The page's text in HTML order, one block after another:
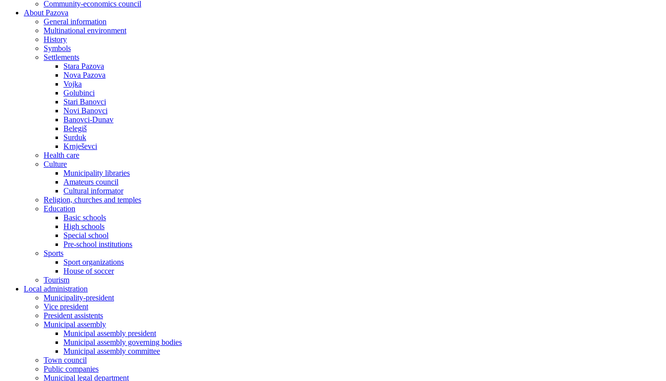
Community-economics council
About Pazova
General information
Multinational environment
History
Symbols
Settlements
Stara Pazova
Nova Pazova
Vojka
Golubinci
Stari Banovci
Novi Banovci
Banovci-Dunav
Belegiš
Surduk
Krnješevci
Health care
Culture
Municipality libraries
Amateurs council
Cultural informator
Religion, churches and temples
Education
Basic schools
High schools
Special school
Pre-school institutions
Sports
Sport organizations
House of soccer
Tourism
Local administration
Municipality-president
Vice president
President assistents
Municipal assembly
Municipal assembly president
Municipal assembly governing bodies
Municipal assembly committee
Town council
Public companies
Municipal legal department